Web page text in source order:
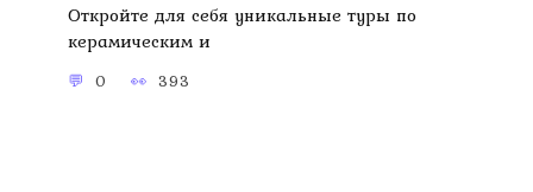
Откройте для себя уникальные туры по
керамическим и
0 393